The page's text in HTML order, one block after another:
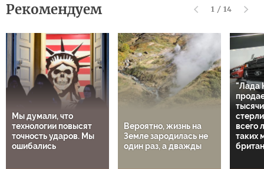
Рекомендуем 1 / 14
Мы думали, что
технологии повысят
точность ударов. Мы
ошибались
Вероятно, жизнь на
Земле зародилась не
один раз, а дважды
"Лада
всего
таких